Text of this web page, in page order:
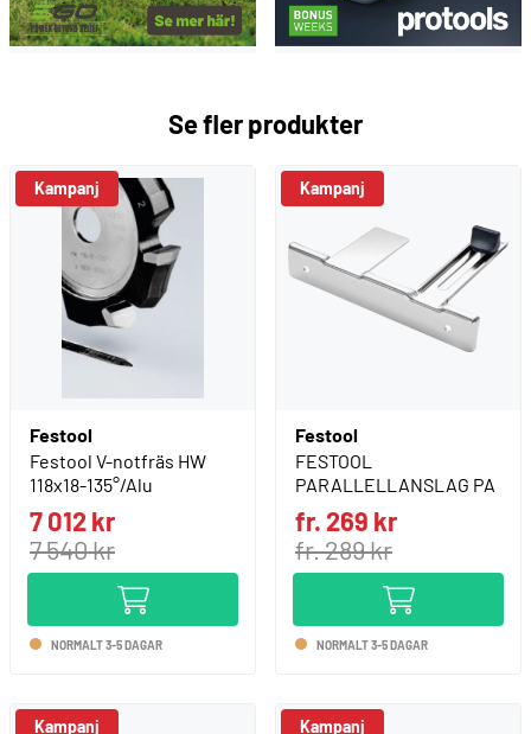
Se fler produkter
Kampanj
Festool
Festool V-notfräs HW
118x18-135°/Alu
7 012 kr
7 540 kr
NORMALT 3-5 DAGAR
Kampanj
Festool
FESTOOL
PARALLELLANSLAG PA
fr. 269 kr
fr. 289 kr
NORMALT 3-5 DAGAR
Kampanj Kampanj